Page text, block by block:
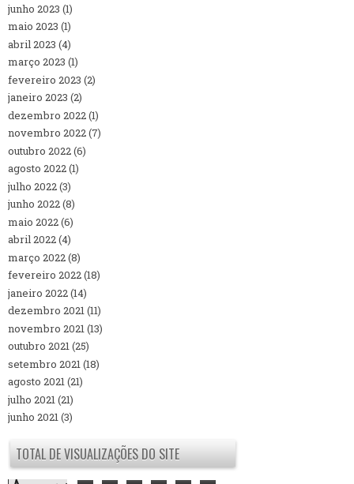
junho 2023 (1)
maio 2023 (1)
abril 2023 (4)
março 2023 (1)
fevereiro 2023 (2)
janeiro 2023 (2)
dezembro 2022(1)
novembro 2022(7)
outubro 2022(6)
agosto 2022(1)
julho 2022(3)
junho 2022(8)
maio 2022(6)
abril 2022(4)
março 2022(8)
fevereiro 2022(18)
janeiro 2022(14)
dezembro 2021(11)
novembro 2021(13)
outubro 2021(25)
setembro 2021(18)
agosto 2021(21)
julho 2021(21)
junho 2021(3)
TOTAL DE VISUALIZAÇÕES DO SITE